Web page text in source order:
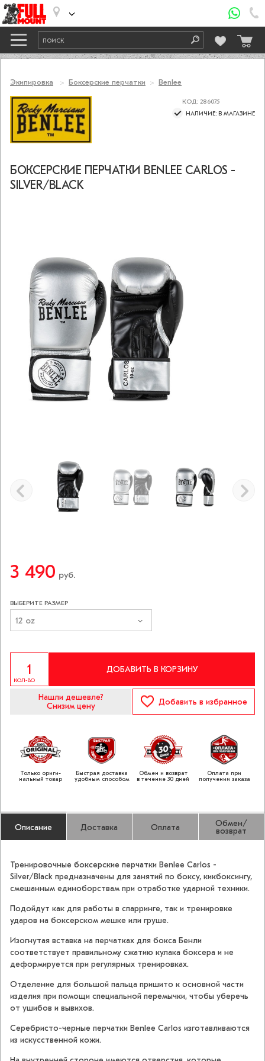
Экипировка Боксерские перчатки Benlee
КОД: 286075
НАЛИЧИЕ: В МАГАЗИНЕ
БОКСЕРСКИЕ ПЕРЧАТКИ BENLEE CARLOS -
SILVER/BLACK
3 490 руб.
ВЫБЕРИТЕ РАЗМЕР
12 oz
КОЛ-ВО
ДОБАВИТЬ В КОРЗИНУ
Нашли дешевле?
Снизим цену
Добавить в избранное
Только ориги­
нальный товар
Быстрая доставка
удобным способом
Обмен и возврат
в течение 30 дней
Оплата при
получении заказа
Описание Доставка Оплата Обмен/
возврат
Тренировочные боксерские перчатки Benlee Carlos -
Silver/Black предназначены для занятий по боксу, кикбоксингу,
смешанным единоборствам при отработке ударной техники.
Подойдут как для работы в спарринге, так и тренировке
ударов на боксерском мешке или груше.
Изогнутая вставка на перчатках для бокса Бенли
соответствует правильному сжатию кулака боксера и не
деформируется при регулярных тренировках.
Отделение для большой пальца пришито к основной части
изделия при помощи специальной перемычки, чтобы уберечь
от ушибов и вывихов.
Серебристо-черные перчатки Benlee Carlos изготавливаются
из искусственной кожи.